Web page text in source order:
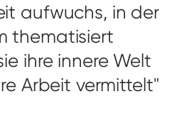
aufwuchs, in der
thematisiert
ihre innere Welt
Arbeit vermittelt